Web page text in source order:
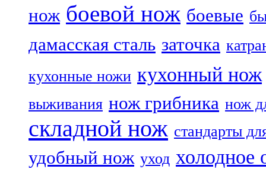
нож боевой нож боевые
дамасская сталь заточка
кухонные ножи кухонный нож
выживания нож грибника нож
складной нож стандарты
удобный нож уход холодное